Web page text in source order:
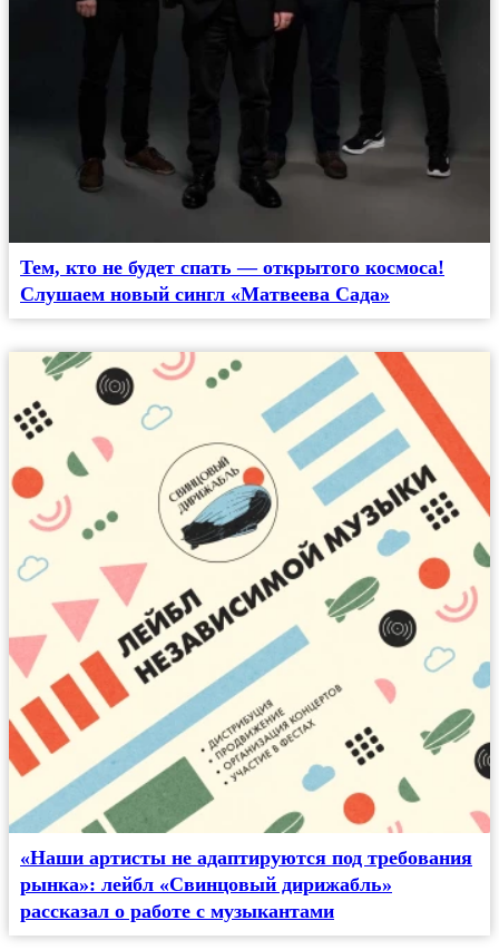
Тем, кто не будет спать — открытого космоса!
Слушаем новый сингл «Матвеева Сада»
«Наши артисты не адаптируются под требования
рынка»: лейбл «Свинцовый дирижабль»
рассказал о работе с музыкантами